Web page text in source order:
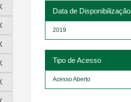
Data de Disponibilização
2019
Tipo de Acesso
Acesso Aberto